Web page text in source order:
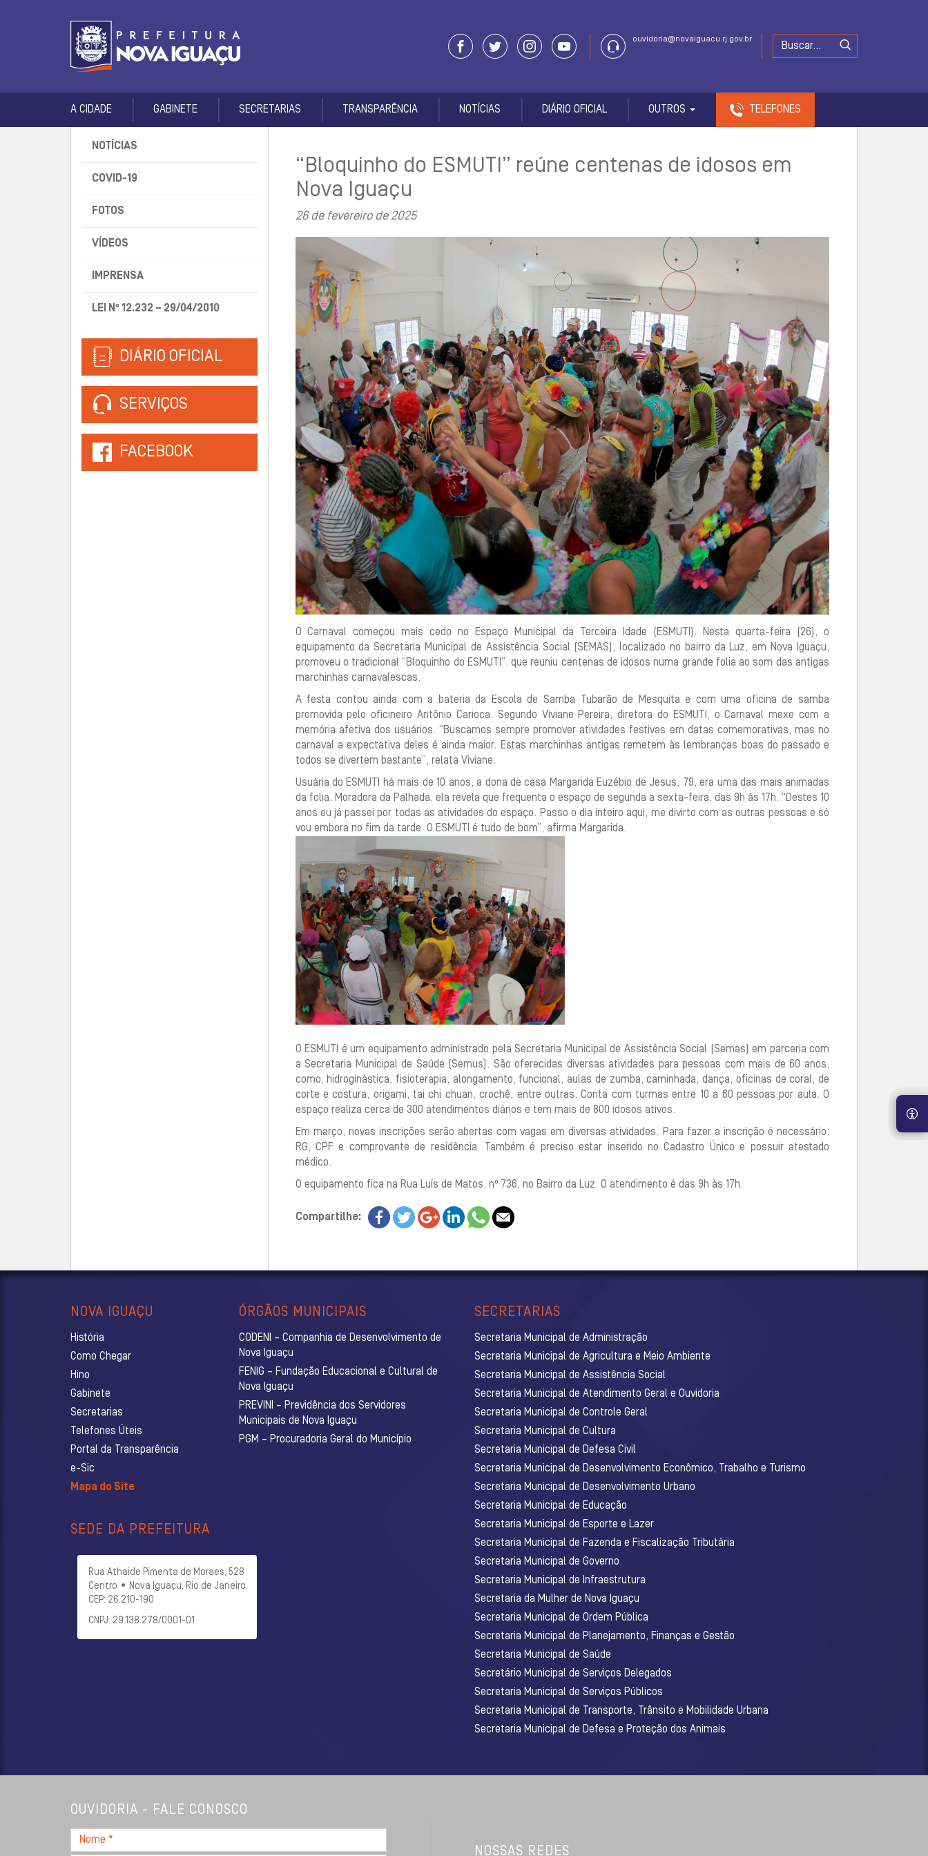
ouvidoria@novaiguacu.rj.gov.br
A CIDADE GABINETE SECRETARIAS TRANSPARÊNCIA NOTÍCIAS DIÁRIO OFICIAL OUTROS TELEFONES
NOTÍCIAS
COVID-19
FOTOS
VÍDEOS
IMPRENSA
LEI Nº 12.232 – 29/04/2010
DIÁRIO OFICIAL
SERVIÇOS
FACEBOOK
“Bloquinho do ESMUTI” reúne centenas de idosos em
Nova Iguaçu
26 de fevereiro de 2025
O Carnaval começou mais cedo no Espaço Municipal da Terceira Idade (ESMUTI). Nesta quarta-feira (26), o
equipamento da Secretaria Municipal de Assistência Social (SEMAS), localizado no bairro da Luz, em Nova Iguaçu,
promoveu o tradicional “Bloquinho do ESMUTI”. que reuniu centenas de idosos numa grande folia ao som das antigas
marchinhas carnavalescas.
A festa contou ainda com a bateria da Escola de Samba Tubarão de Mesquita e com uma oficina de samba
promovida pelo oficineiro Antônio Carioca. Segundo Viviane Pereira, diretora do ESMUTI, o Carnaval mexe com a
memória afetiva dos usuários. “Buscamos sempre promover atividades festivas em datas comemorativas, mas no
carnaval a expectativa deles é ainda maior. Estas marchinhas antigas remetem às lembranças boas do passado e
todos se divertem bastante”, relata Viviane.
Usuária do ESMUTI há mais de 10 anos, a dona de casa Margarida Euzébio de Jesus, 79, era uma das mais animadas
da folia. Moradora da Palhada, ela revela que frequenta o espaço de segunda a sexta-feira, das 9h às 17h. “Destes 10
anos eu já passei por todas as atividades do espaço. Passo o dia inteiro aqui, me divirto com as outras pessoas e só
vou embora no fim da tarde. O ESMUTI é tudo de bom”, afirma Margarida.
O ESMUTI é um equipamento administrado pela Secretaria Municipal de Assistência Social (Semas) em parceria com
a Secretaria Municipal de Saúde (Semus). São oferecidas diversas atividades para pessoas com mais de 60 anos,
como, hidroginástica, fisioterapia, alongamento, funcional, aulas de zumba, caminhada, dança, oficinas de coral, de
corte e costura, origami, tai chi chuan, crochê, entre outras. Conta com turmas entre 10 a 60 pessoas por aula. O
espaço realiza cerca de 300 atendimentos diários e tem mais de 800 idosos ativos.
Em março, novas inscrições serão abertas com vagas em diversas atividades. Para fazer a inscrição é necessário:
RG, CPF e comprovante de residência. Também é preciso estar inserido no Cadastro Único e possuir atestado
médico.
O equipamento fica na Rua Luís de Matos, nº 736, no Bairro da Luz. O atendimento é das 9h às 17h.
Compartilhe:
NOVA IGUAÇU
História
Como Chegar
Hino
Gabinete
Secretarias
Telefones Úteis
Portal da Transparência
e-Sic
Mapa do Site
ÓRGÃOS MUNICIPAIS
CODENI – Companhia de Desenvolvimento de
Nova Iguaçu
FENIG – Fundação Educacional e Cultural de
Nova Iguaçu
PREVINI – Previdência dos Servidores
Municipais de Nova Iguaçu
PGM – Procuradoria Geral do Município
SEDE DA PREFEITURA
Rua Athaide Pimenta de Moraes, 528
Centro • Nova Iguaçu, Rio de Janeiro
CEP: 26.210-190
CNPJ: 29.138.278/0001-01
SECRETARIAS
Secretaria Municipal de Administração
Secretaria Municipal de Agricultura e Meio Ambiente
Secretaria Municipal de Assistência Social
Secretaria Municipal de Atendimento Geral e Ouvidoria
Secretaria Municipal de Controle Geral
Secretaria Municipal de Cultura
Secretaria Municipal de Defesa Civil
Secretaria Municipal de Desenvolvimento Econômico, Trabalho e Turismo
Secretaria Municipal de Desenvolvimento Urbano
Secretaria Municipal de Educação
Secretaria Municipal de Esporte e Lazer
Secretaria Municipal de Fazenda e Fiscalização Tributária
Secretaria Municipal de Governo
Secretaria Municipal de Infraestrutura
Secretaria da Mulher de Nova Iguaçu
Secretaria Municipal de Ordem Pública
Secretaria Municipal de Planejamento, Finanças e Gestão
Secretaria Municipal de Saúde
Secretário Municipal de Serviços Delegados
Secretaria Municipal de Serviços Públicos
Secretaria Municipal de Transporte, Trânsito e Mobilidade Urbana
Secretaria Municipal de Defesa e Proteção dos Animais
OUVIDORIA - FALE CONOSCO
Nome
*
NOSSAS REDES